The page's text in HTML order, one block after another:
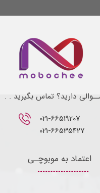
021-66519207​​​​​​​
021-66535427
دارید؟ تماس بگیرید . .
اعتماد به موبوچـی